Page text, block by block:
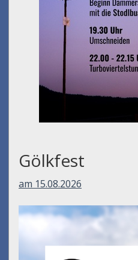
Gölkfest
am 15.08.2026